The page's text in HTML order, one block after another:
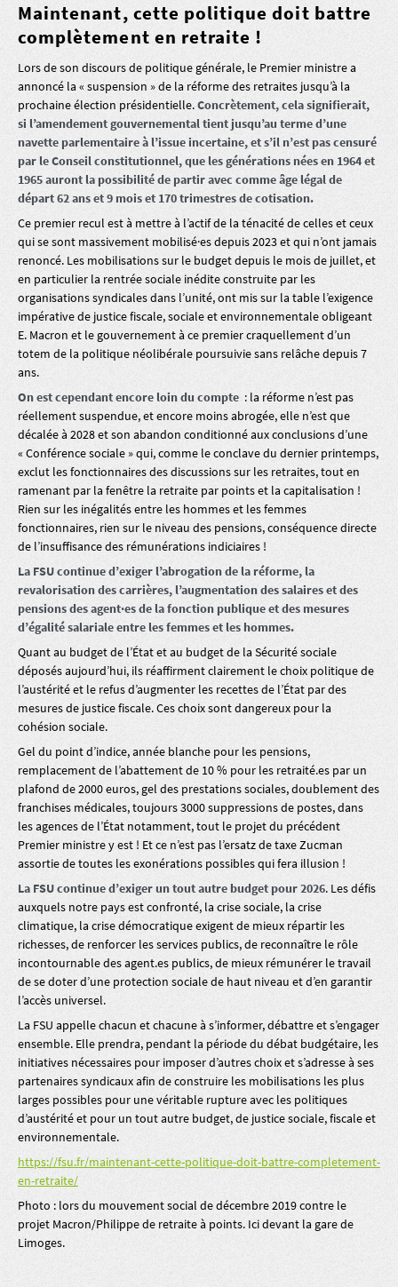
Maintenant, cette politique doit battre
complètement en retraite !
Lors de son discours de politique générale, le Premier ministre a
annoncé la « suspension » de la réforme des retraites jusqu’à la
prochaine élection présidentielle.Concrètement, cela signifierait,
si l’amendement gouvernemental tient jusqu’au terme d’une
navette parlementaire à l’issue incertaine, et s’il n’est pas censuré
par le Conseil constitutionnel, que les générations nées en 1964 et
1965 auront la possibilité de partir avec comme âge légal de
départ 62 ans et 9 mois et 170 trimestres de cotisation.
Ce premier recul est à mettre à l’actif de la ténacité de celles et ceux
qui se sont massivement mobilisé·es depuis 2023 et qui n’ont jamais
renoncé. Les mobilisations sur le budget depuis le mois de juillet, et
en particulier la rentrée sociale inédite construite par les
organisations syndicales dans l’unité, ont mis sur la table l’exigence
impérative de justice fiscale, sociale et environnementale obligeant
E. Macron et le gouvernement à ce premier craquellement d’un
totem de la politique néolibérale poursuivie sans relâche depuis 7
ans.
On est cependant encore loin du compte : la réforme n’est pas
réellement suspendue, et encore moins abrogée, elle n’est que
décalée à 2028 et son abandon conditionné aux conclusions d’une
« Conférence sociale » qui, comme le conclave du dernier printemps,
exclut les fonctionnaires des discussions sur les retraites, tout en
ramenant par la fenêtre la retraite par points et la capitalisation !
Rien sur les inégalités entre les hommes et les femmes
fonctionnaires, rien sur le niveau des pensions, conséquence directe
de l’insuffisance des rémunérations indiciaires !
La FSU continue d’exiger l’abrogation de la réforme, la
revalorisation des carrières, l’augmentation des salaires et des
pensions des agent·es de la fonction publique et des mesures
d’égalité salariale entre les femmes et les hommes.
Quant au budget de l’État et au budget de la Sécurité sociale
déposés aujourd’hui, ils réaffirment clairement le choix politique de
l’austérité et le refus d’augmenter les recettes de l’État par des
mesures de justice fiscale. Ces choix sont dangereux pour la
cohésion sociale.
Gel du point d’indice, année blanche pour les pensions,
remplacement de l’abattement de 10 % pour les retraité.es par un
plafond de 2000 euros, gel des prestations sociales, doublement des
franchises médicales, toujours 3000 suppressions de postes, dans
les agences de l’État notamment, tout le projet du précédent
Premier ministre y est ! Et ce n’est pas l’ersatz de taxe Zucman
assortie de toutes les exonérations possibles qui fera illusion !
La FSU continue d’exiger un tout autre budget pour 2026. Les défis
auxquels notre pays est confronté, la crise sociale, la crise
climatique, la crise démocratique exigent de mieux répartir les
richesses, de renforcer les services publics, de reconnaître le rôle
incontournable des agent.es publics, de mieux rémunérer le travail
de se doter d’une protection sociale de haut niveau et d’en garantir
l’accès universel.
La FSU appelle chacun et chacune à s’informer, débattre et s’engager
ensemble. Elle prendra, pendant la période du débat budgétaire, les
initiatives nécessaires pour imposer d’autres choix et s’adresse à ses
partenaires syndicaux afin de construire les mobilisations les plus
larges possibles pour une véritable rupture avec les politiques
d’austérité et pour un tout autre budget, de justice sociale, fiscale et
environnementale.
https://fsu.fr/maintenant-cette-politique-doit-battre-completement-
en-retraite/
Photo : lors du mouvement social de décembre 2019 contre le
projet Macron/Philippe de retraite à points. Ici devant la gare de
Limoges.